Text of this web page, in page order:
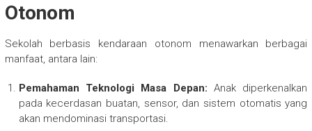
Otonom
Sekolah berbasis kendaraan otonom menawarkan berbagai
manfaat, antara lain:
Pemahaman Teknologi Masa Depan: Anak diperkenalkan
pada kecerdasan buatan, sensor, dan sistem otomatis yang
akan mendominasi transportasi.